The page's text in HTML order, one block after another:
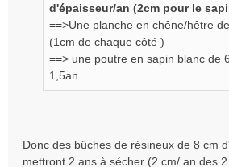
d'épaisseur/an (2cm pour le
==>Une planche en chêne/hêtre
(1cm de chaque côté )
==> une poutre en sapin blanc de
1,5an...
Donc des bûches de résineux de 8 cm
mettront 2 ans à sécher (2 cm/ an des